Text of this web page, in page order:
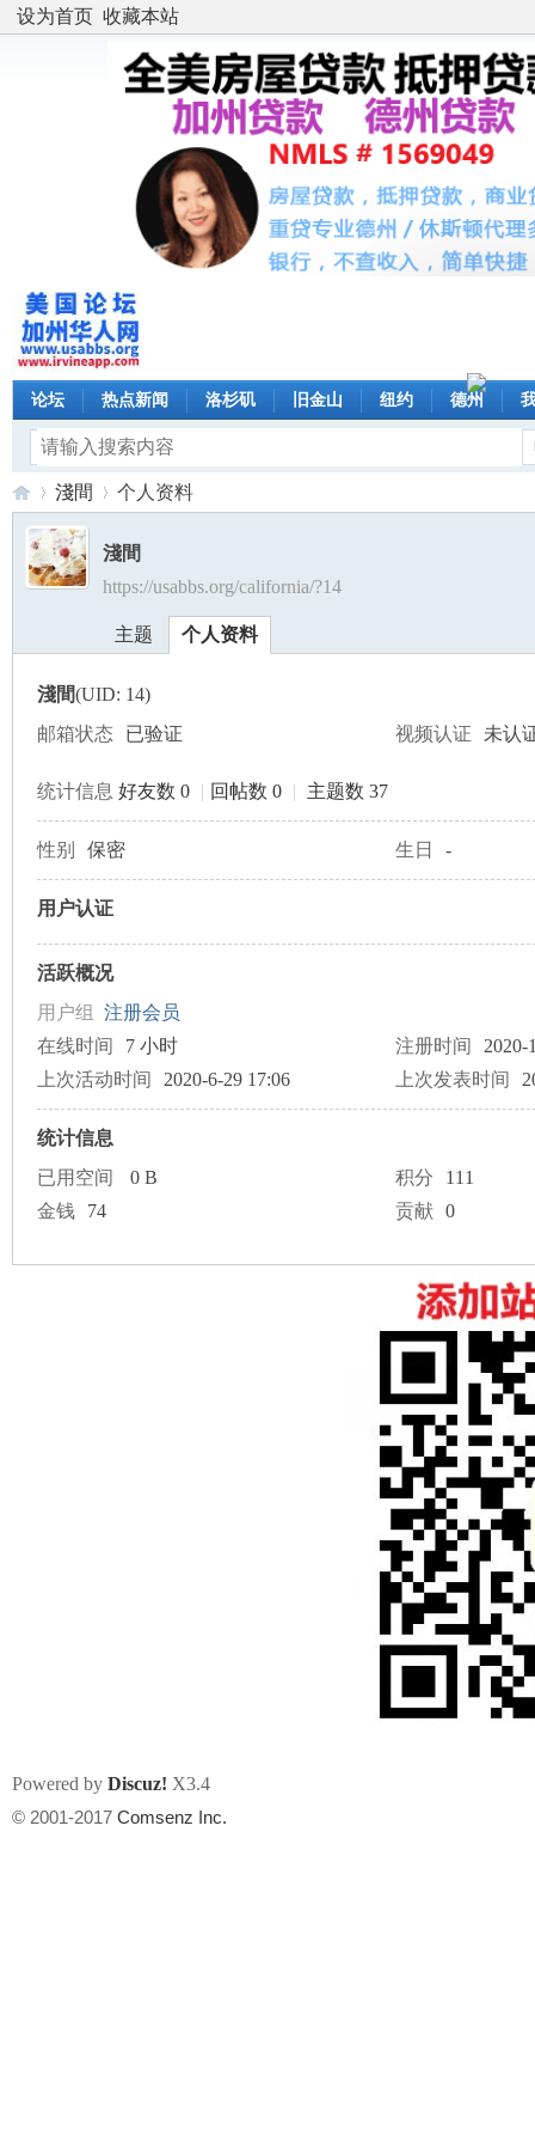
设为首页 收藏本站
论坛 热点新闻 洛杉矶 旧金山 纽约 德州
美
州
›
淺間 个人资料
淺間
https://usabbs.org/california/?14
主题 个人资料
淺間(UID: 14)
邮箱状态
已验证 视频认证 未认
统计信息 好友数 0 | 回帖数 0 | 主题数 37
性别 保密 生日 -
用户认证
活跃概况
用户组 注册会员
在线时间
7 小时 注册时间
2020-
上次活动时间
2020-6-29 17:06 上次发表时间
统计信息
已用空间
0 B 积分
111
金钱
74 贡献 0
Powered by Discuz! X3.4
© 2001-2017 Comsenz Inc.